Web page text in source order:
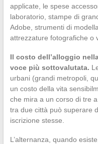
applicate, le spese
laboratorio, stampe di
Adobe, strumenti di
attrezzature fotografiche o
Il costo dell’alloggio
voce più sottovalutata.
urbani (grandi metropoli,
un costo della vita
che mira a un corso di tre
tra due città può superare
iscrizione stesse.
L’alternanza, quando